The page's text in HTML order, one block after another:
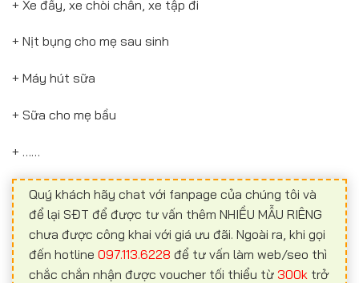
+ Xe đẩy, xe chòi chân, xe tập đi
+ Nịt bụng cho mẹ sau sinh
+ Máy hút sữa
+ Sữa cho mẹ bầu
+ ……
Quý khách hãy chat với fanpage của chúng tôi và
để lại SĐT để được tư vấn thêm NHIỀU MẪU RIÊNG
chưa được công khai với giá ưu đãi. Ngoài ra, khi gọi
đến hotline 097.113.6228 để tư vấn làm web/seo thì
chắc chắn nhận được voucher tối thiểu từ 300k trở